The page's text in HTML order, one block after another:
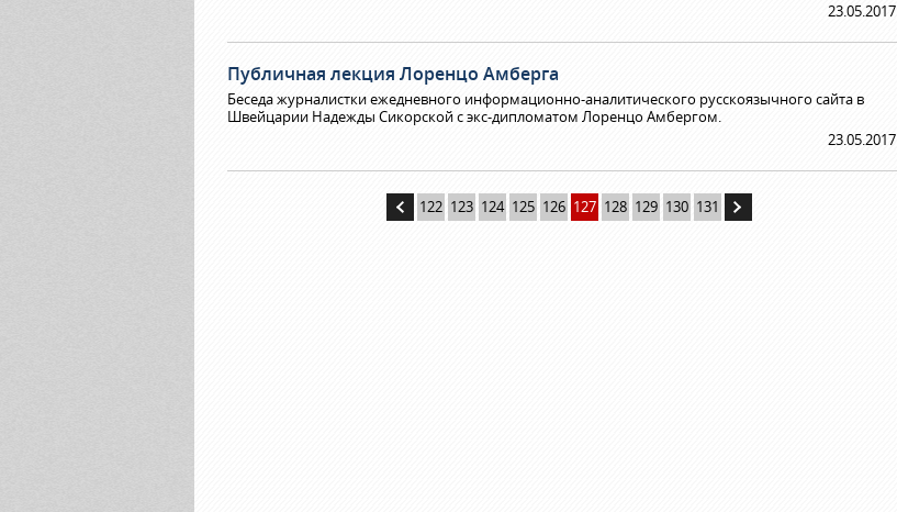
23.05.2017
Публичная лекция Лоренцо Амберга
Беседа журналистки ежедневного информационно-аналитического русскоязычного сайта в
Швейцарии Надежды Сикорской с экс-дипломатом Лоренцо Амбергом.
23.05.2017
122 123 124 125 126 127 128 129 130 131